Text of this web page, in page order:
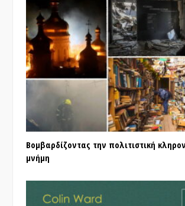
Βομβαρδίζοντας την πολιτιστική
μνήμη